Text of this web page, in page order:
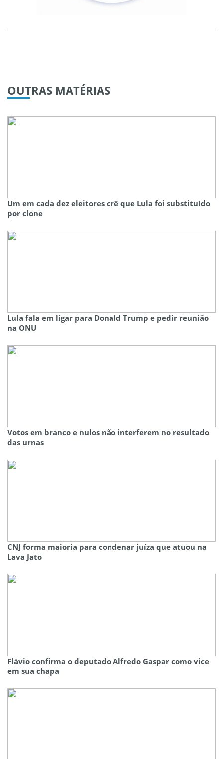
OUTRAS MATÉRIAS
Um em cada dez eleitores crê que Lula foi substituído
por clone
Lula fala em ligar para Donald Trump e pedir reunião
na ONU
Votos em branco e nulos não interferem no resultado
das urnas
CNJ forma maioria para condenar juíza que atuou na
Lava Jato
Flávio confirma o deputado Alfredo Gaspar como vice
em sua chapa